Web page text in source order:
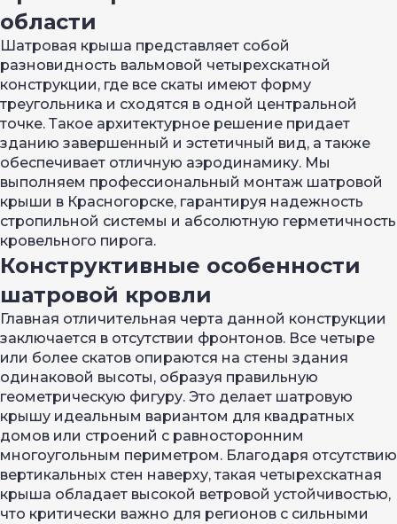
области
Шатровая крыша представляет собой
разновидность вальмовой четырехскатной
конструкции, где все скаты имеют форму
треугольника и сходятся в одной центральной
точке. Такое архитектурное решение придает
зданию завершенный и эстетичный вид, а также
обеспечивает отличную аэродинамику. Мы
выполняем профессиональный монтаж шатровой
крыши в Красногорске, гарантируя надежность
стропильной системы и абсолютную герметичность
кровельного пирога.
Конструктивные особенности
шатровой кровли
Главная отличительная черта данной конструкции
заключается в отсутствии фронтонов. Все четыре
или более скатов опираются на стены здания
одинаковой высоты, образуя правильную
геометрическую фигуру. Это делает шатровую
крышу идеальным вариантом для квадратных
домов или строений с равносторонним
многоугольным периметром. Благодаря отсутствию
вертикальных стен наверху, такая четырехскатная
крыша обладает высокой ветровой устойчивостью,
что критически важно для регионов с сильными